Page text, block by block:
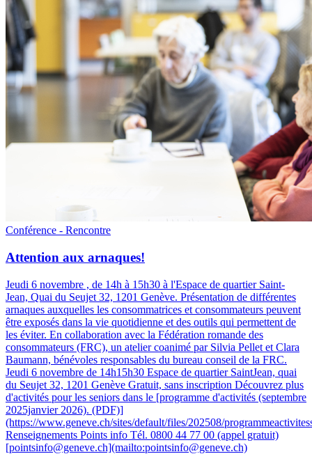
Conférence - Rencontre
Attention aux arnaques!
Jeudi 6 novembre , de 14h à 15h30 à l'Espace de quartier Saint-
Jean, Quai du Seujet 32, 1201 Genève. Présentation de différentes
arnaques auxquelles les consommatrices et consommateurs peuvent
être exposés dans la vie quotidienne et des outils qui permettent de
les éviter. En collaboration avec la Fédération romande des
consommateurs (FRC), un atelier coanimé par Silvia Pellet et Clara
Baumann, bénévoles responsables du bureau conseil de la FRC.
Jeudi 6 novembre de 14h15h30 Espace de quartier SaintJean, quai
du Seujet 32, 1201 Genève Gratuit, sans inscription Découvrez plus
d'activités pour les seniors dans le [programme d'activités (septembre
2025janvier 2026). (PDF)]
(https://www.geneve.ch/sites/default/files/202508/
Renseignements Points info Tél. 0800 44 77 00 (appel gratuit)
[pointsinfo@geneve.ch](mailto:pointsinfo@geneve.ch)